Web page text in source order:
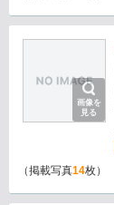
画像を
見る
（掲載写真14枚）